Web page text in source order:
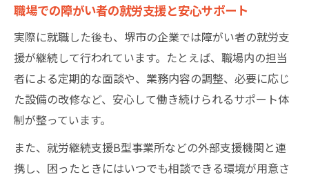
職場での障がい者の就労支援と安心サポート
実際に就職した後も、堺市の企業では障がい者の就労支
援が継続して行われています。たとえば、職場内の担当
者による定期的な面談や、業務内容の調整、必要に応じ
た設備の改修など、安心して働き続けられるサポート体
制が整っています。
また、就労継続支援B型事業所などの外部支援機関と連
携し、困ったときにはいつでも相談できる環境が用意さ